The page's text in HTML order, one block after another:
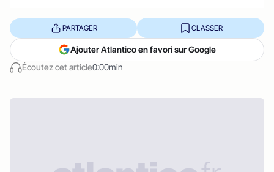
Écoutez cet article0:00min
PARTAGER CLASSER
Ajouter Atlantico en favori sur Google